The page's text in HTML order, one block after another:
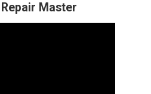
Master